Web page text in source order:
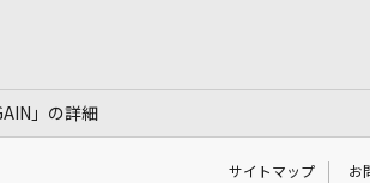
」の詳細
サイトマップ お